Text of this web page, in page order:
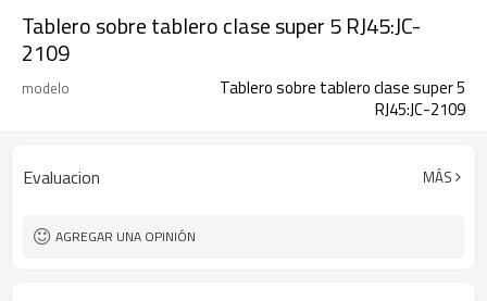
Tablero sobre tablero clase super 5 RJ45:JC-
2109
modelo
Tablero sobre tablero clase super 5
RJ45:JC-2109
Evaluacion MÁS
AGREGAR UNA OPINIÓN